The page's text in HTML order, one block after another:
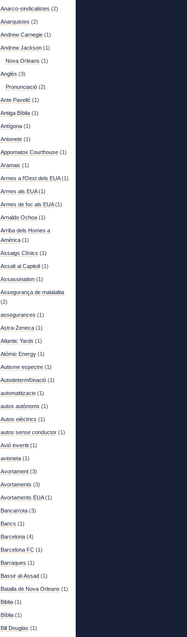
Anarco-sindicalistes (2)
Anarquistes (2)
Andrew Carnegie (1)
Andrew Jackson (1)
Nova Orleans (1)
Anglès (3)
Pronunciació (2)
Ante Pavelić (1)
Antiga Bíblia (1)
Antígona (1)
Antonete (1)
Appomatox Courthouse (1)
Aramaic (1)
Armes a l'Oest dels EUA(1)
Armes als EUA(1)
Armes de foc als EUA(1)
Arnaldo Ochoa (1)
Arriba dels Homes a
Amèrica (1)
Assaigs Clínics (1)
Assalt al Capitoli (1)
Assassination (1)
Assegurança de malalaltia
(2)
assegurances (1)
Astra-Zeneca (1)
Atlantic Yards (1)
Atòmic Energy (1)
Autisme espectre (1)
Autodetermßinació (1)
automatitzacio (1)
autos autònoms (1)
Autos elèctrics (1)
autos sense conductor (1)
Avió invertit (1)
avioneta (1)
Avortament (3)
Avortaments (3)
Avortaments EUA(1)
Bancarrota (3)
Bancs (1)
Barcelona (4)
Barcelona FC (1)
Barraques (1)
Bassir al-Assad (1)
Batalla de Nova Orleans (1)
Biblia (1)
Bíblia (1)
Bill Douglas (1)